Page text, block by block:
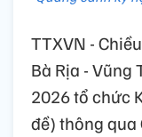
TTXVN -
Bà Rịa - Vũng
2026 tổ chức
đề) thông qua